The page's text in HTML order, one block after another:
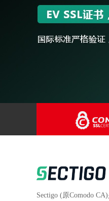
Sectigo (原Comodo